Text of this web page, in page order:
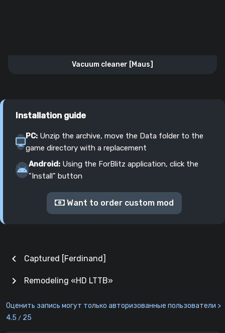
Vacuum cleaner [Maus]
Installation guide
PC: Unzip the archive, move the Data folder to the
game directory with a replacement
Android: Using the ForBlitz application, click the
"Install" button
Want to order custom mod
chevron_left Captured [Ferdinand]
Remodeling «HD LTTB»
chevron_right
Оценить запись могут только авторизованные пользователи >
4.5 / 25